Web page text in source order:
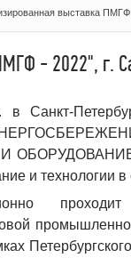
выставка
- 2022", г.
в Санкт-
и технологии